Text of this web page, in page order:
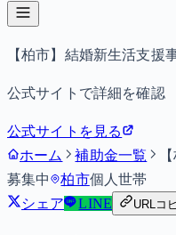
【柏市】結婚新生活支援
公式サイトで詳細を確認
公式サイトを見る
ホーム
補助金一覧
募集中
柏市個人世帯
シェア
LINE URLコ